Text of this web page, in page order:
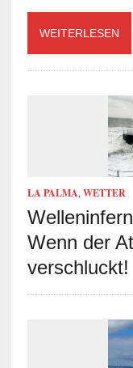
WEITERLESEN
LA PALMA, WETTER
Wenn der
verschluckt!